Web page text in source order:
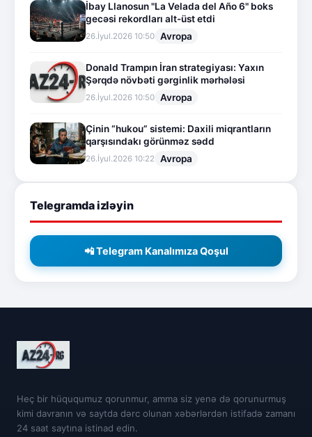
İbay Llanosun "La Velada del Año 6" boks
gecəsi rekordları alt-üst etdi
26.İyul.2026 10:50 Avropa
Donald Trampın İran strategiyası: Yaxın
Şərqdə növbəti gərginlik mərhələsi
26.İyul.2026 10:50 Avropa
Çinin “hukou” sistemi: Daxili miqrantların
qarşısındakı görünməz sədd
26.İyul.2026 10:22 Avropa
Telegramda izləyin
📲 Telegram Kanalımıza Qoşul
Heç bir hüququmuz qorunmur, amma siz yenə də qorunurmuş
kimi davranın və saytda dərc olunan xəbərlərdən istifadə zamanı
24 saat saytına istinad edin.